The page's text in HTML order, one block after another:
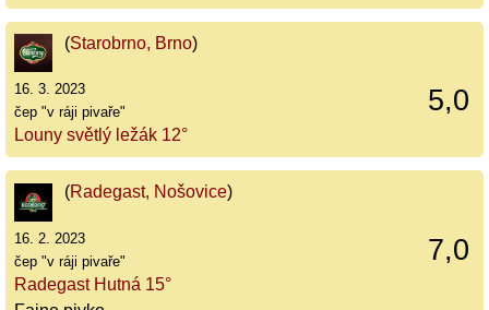
(Starobrno, Brno)
5,0
16. 3. 2023
čep "v ráji pivaře"
Louny světlý ležák 12°
(Radegast, Nošovice)
7,0
16. 2. 2023
čep "v ráji pivaře"
Radegast Hutná 15°